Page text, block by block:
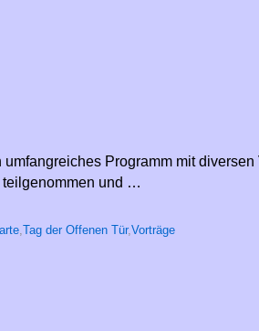
Programm mit diversen
teilgenommen und …
Tag der Offenen Tür, Vorträge